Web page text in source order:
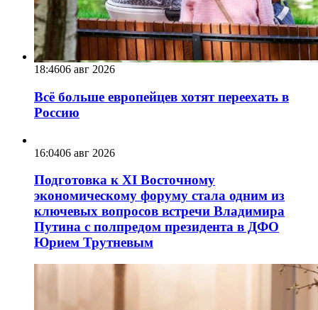
18:4606 авг 2026
Всё больше европейцев хотят переехать в
Россию
16:0406 авг 2026
Подготовка к XI Восточному
экономическому форуму стала одним из
ключевых вопросов встречи Владимира
Путина с полпредом президента в ДФО
Юрием Трутневым